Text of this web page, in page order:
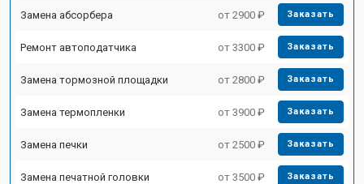
Замена абсорбера от 2900 ₽ Заказать
Ремонт автоподатчика от 3300 ₽ Заказать
Замена тормозной площадки от 2800 ₽ Заказать
Замена термопленки от 3900 ₽ Заказать
Замена печки от 2500 ₽ Заказать
Замена печатной головки от 3500 ₽ Заказать